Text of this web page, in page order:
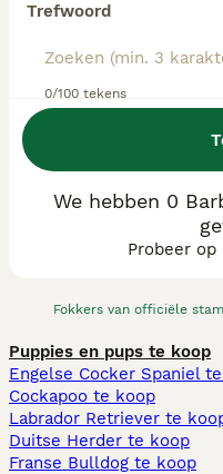
Trefwoord
0/100 tekens
Fokkers van officiële
We hebben 0
Probeer
Puppies en pups te koop
Engelse Cocker Spaniel
Cockapoo te koop
Labrador Retriever te
Duitse Herder te koop
Franse Bulldog te koop